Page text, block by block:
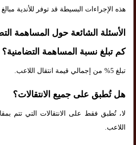
هذه الإجراءات البسيطة قد توفر للأندية
الأسئلة الشائعة حول المساهمة
كم تبلغ نسبة المساهمة التضامنية؟
تبلغ 5% من إجمالي قيمة انتقال اللاعب.
هل تُطبق على جميع الانتقالات؟
لا، تُطبق فقط على الانتقالات التي تتم
اللاعب.